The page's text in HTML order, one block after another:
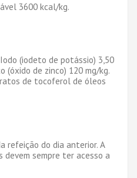
3600 kcal/kg.
(iodeto de potássio) 3,50
(óxido de zinco) 120 mg/kg.
de tocoferol de óleos
refeição do dia anterior. A
sempre ter acesso a